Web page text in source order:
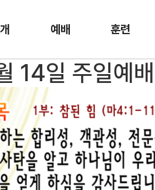
예배 훈련
14일 주일예